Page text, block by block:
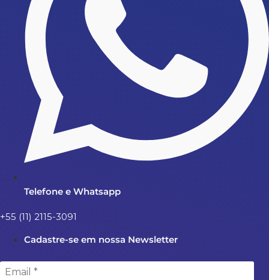
Telefone e Whatsapp
+55 (11) 2115-3091
Cadastre-se em nossa Newsletter